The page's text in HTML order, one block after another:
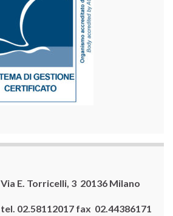
Via E. Torricelli, 3 20136 Milano
tel. 02.58112017 fax 02.44386171